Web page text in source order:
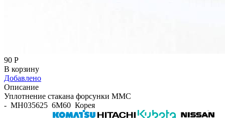
90 Р
В корзину
Добавлено
Описание
Уплотнение стакана форсунки MMC
- MH035625 6M60 Корея